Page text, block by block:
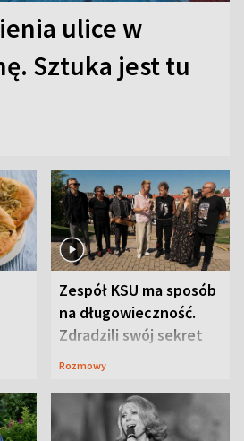
ulice w
Sztuka jest tu
Zespół KSU ma sposób
na długowieczność.
Zdradzili swój sekret
Rozmowy